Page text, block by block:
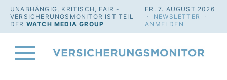
UNABHÄNGIG, KRITISCH, FAIR -
VERSICHERUNGSMONITOR IST TEIL
DER WATCH MEDIA GROUP
FR. 7. AUGUST 2026
· NEWSLETTER
·
ANMELDEN